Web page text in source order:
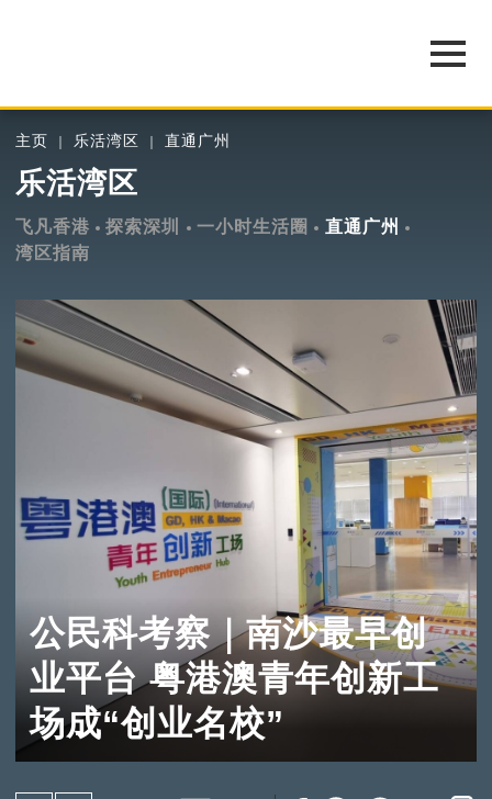
主页 乐活湾区 直通广州
乐活湾区
飞凡香港 探索深圳 一小时生活圈
直通广州
湾区指南
公民科考察｜南沙最早创
业平台 粤港澳青年创新工
场成“创业名校”